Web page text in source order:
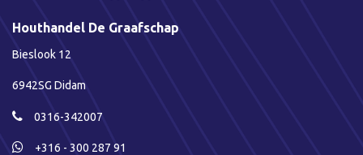
Houthandel De Graafschap
Bieslook 12
6942SG Didam
0316-342007
+316 - 300 287 91